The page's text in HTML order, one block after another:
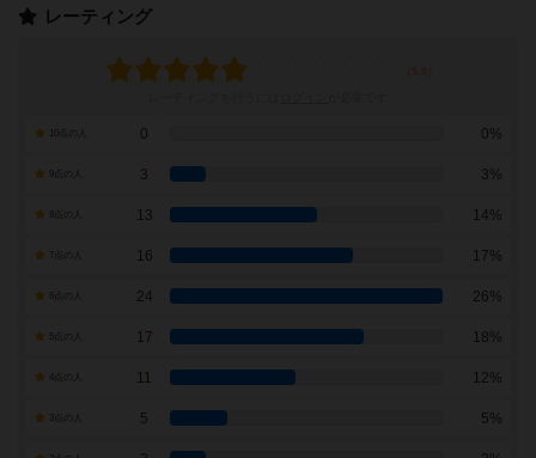
レーティング
0 0%
9点の人 3 3%
13 14%
7点の人 16 17%
24 26%
17 18%
11 12%
5 5%